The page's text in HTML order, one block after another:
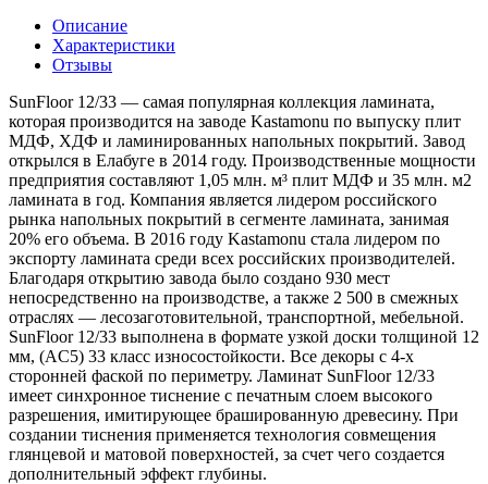
Описание
Характеристики
Отзывы
SunFloor 12/33 — самая популярная коллекция ламината,
которая производится на заводе Kastamonu по выпуску плит
МДФ, ХДФ и ламинированных напольных покрытий. Завод
открылся в Елабуге в 2014 году. Производственные мощности
предприятия составляют 1,05 млн. м³ плит МДФ и 35 млн. м2
ламината в год. Компания является лидером российского
рынка напольных покрытий в сегменте ламината, занимая
20% его объема. В 2016 году Kastamonu стала лидером по
экспорту ламината среди всех российских производителей.
Благодаря открытию завода было создано 930 мест
непосредственно на производстве, а также 2 500 в смежных
отраслях — лесозаготовительной, транспортной, мебельной.
SunFloor 12/33 выполнена в формате узкой доски толщиной 12
мм, (AC5) 33 класс износостойкости. Все декоры с 4-х
сторонней фаской по периметру. Ламинат SunFloor 12/33
имеет синхронное тиснение с печатным слоем высокого
разрешения, имитирующее брашированную древесину. При
создании тиснения применяется технология совмещения
глянцевой и матовой поверхностей, за счет чего создается
дополнительный эффект глубины.